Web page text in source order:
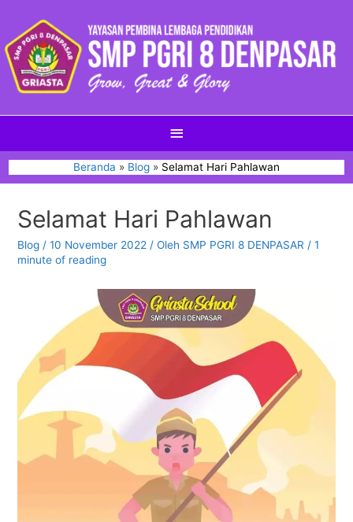
Beranda Blog Selamat Hari Pahlawan
Selamat Hari Pahlawan
Blog / 10 November 2022 / Oleh SMP PGRI 8 DENPASAR / 1
minute of reading